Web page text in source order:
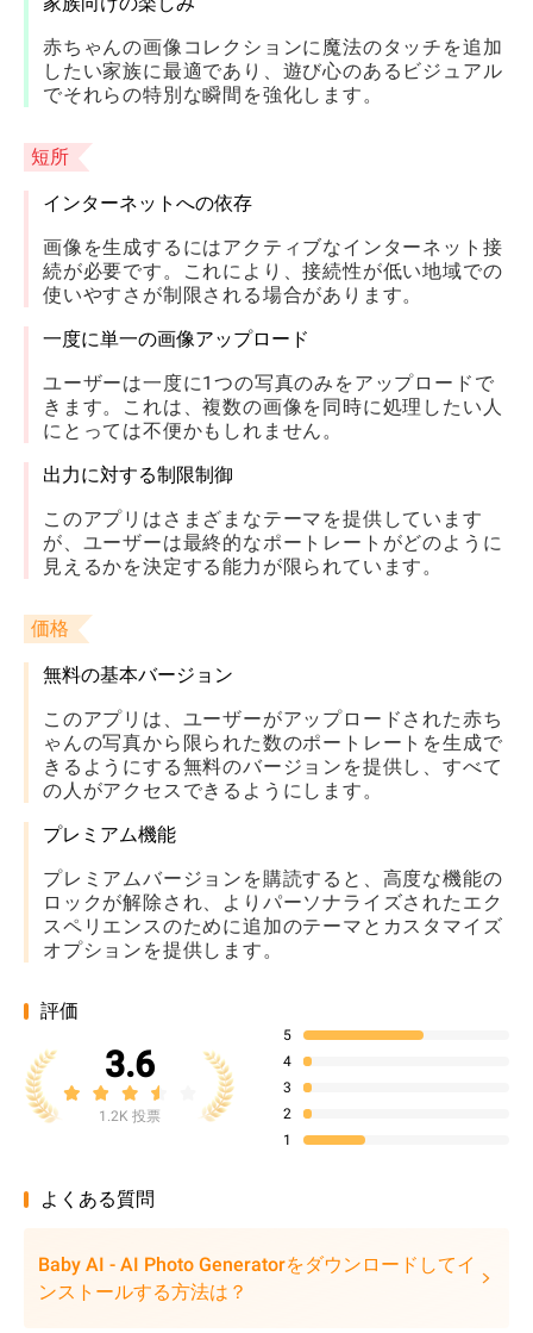
赤ちゃんの画像コレクションに魔法のタッチを追加
したい家族に最適であり、遊び心のあるビジュアル
でそれらの特別な瞬間を強化します。
短所
インターネットへの依存
画像を生成するにはアクティブなインターネット接
続が必要です。これにより、接続性が低い地域での
使いやすさが制限される場合があります。
一度に単一の画像アップロード
ユーザーは一度に1つの写真のみをアップロードで
きます。これは、複数の画像を同時に処理したい人
にとっては不便かもしれません。
出力に対する制限制御
このアプリはさまざまなテーマを提供しています
が、ユーザーは最終的なポートレートがどのように
見えるかを決定する能力が限られています。
価格
無料の基本バージョン
このアプリは、ユーザーがアップロードされた赤ち
ゃんの写真から限られた数のポートレートを生成で
きるようにする無料のバージョンを提供し、すべて
の人がアクセスできるようにします。
プレミアム機能
プレミアムバージョンを購読すると、高度な機能の
ロックが解除され、よりパーソナライズされたエク
スペリエンスのために追加のテーマとカスタマイズ
オプションを提供します。
評価
3.6
1.2K 投票
5
4
3
2
1
よくある質問
Baby AI - AI Photo Generatorをダウンロードしてイ
ンストールする方法は？